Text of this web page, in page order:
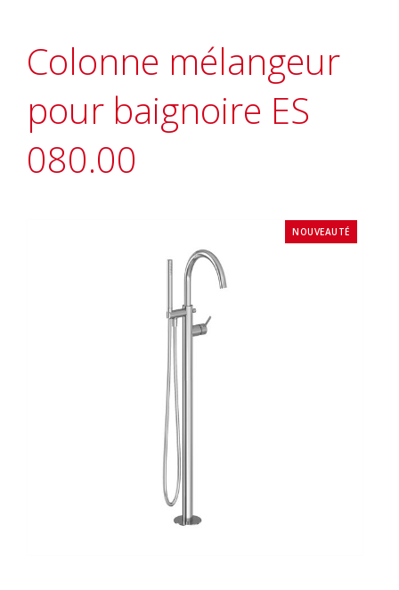
Colonne mélangeur
pour baignoire ES
080.00
NOUVEAUTÉ